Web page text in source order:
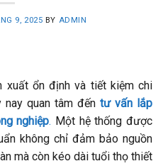
9, 2025 BY ADMIN
xuất ổn định và tiết kiệm chi
nay quan tâm đến tư vấn lắp
nghiệp. Một hệ thống được
không chỉ đảm bảo nguồn
mà còn kéo dài tuổi thọ thiết